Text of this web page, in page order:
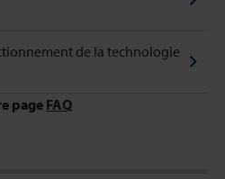
de la technologie
page FAQ